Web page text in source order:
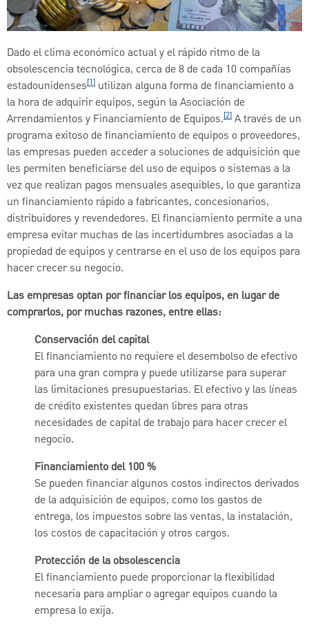
Dado el clima económico actual y el rápido ritmo de la
obsolescencia tecnológica, cerca de 8 de cada 10 compañías
estadounidenses[1] utilizan alguna forma de financiamiento a
la hora de adquirir equipos, según la Asociación de
Arrendamientos y Financiamiento de Equipos.[2] A través de un
programa exitoso de financiamiento de equipos o proveedores,
las empresas pueden acceder a soluciones de adquisición que
les permiten beneficiarse del uso de equipos o sistemas a la
vez que realizan pagos mensuales asequibles, lo que garantiza
un financiamiento rápido a fabricantes, concesionarios,
distribuidores y revendedores. El financiamiento permite a una
empresa evitar muchas de las incertidumbres asociadas a la
propiedad de equipos y centrarse en el uso de los equipos para
hacer crecer su negocio.
Las empresas optan por financiar los equipos, en lugar de
comprarlos, por muchas razones, entre ellas:
Conservación del capital
El financiamiento no requiere el desembolso de efectivo
para una gran compra y puede utilizarse para superar
las limitaciones presupuestarias. El efectivo y las líneas
de crédito existentes quedan libres para otras
necesidades de capital de trabajo para hacer crecer el
negocio.
Financiamiento del 100 %
Se pueden financiar algunos costos indirectos derivados
de la adquisición de equipos, como los gastos de
entrega, los impuestos sobre las ventas, la instalación,
los costos de capacitación y otros cargos.
Protección de la obsolescencia
El financiamiento puede proporcionar la flexibilidad
necesaria para ampliar o agregar equipos cuando la
empresa lo exija.